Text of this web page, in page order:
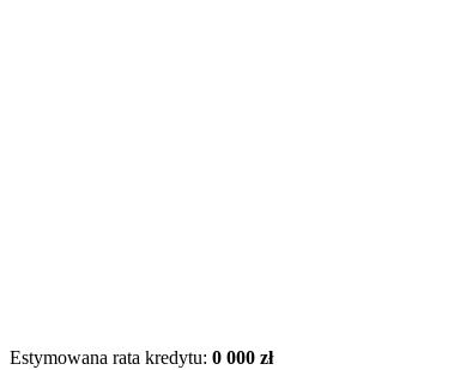
Estymowana rata kredytu: 0 000 zł